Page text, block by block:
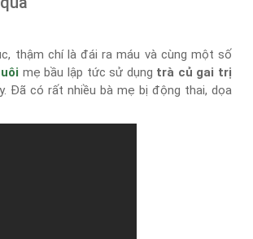
thậm chí là đái ra máu và cùng một số
mẹ bầu lập tức sử dụng trà củ gai trị
Đã có rất nhiều bà mẹ bị động thai, dọa